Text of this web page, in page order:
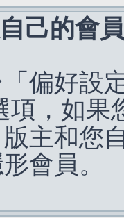
己的會
偏好設
，如果
主和您
會員。